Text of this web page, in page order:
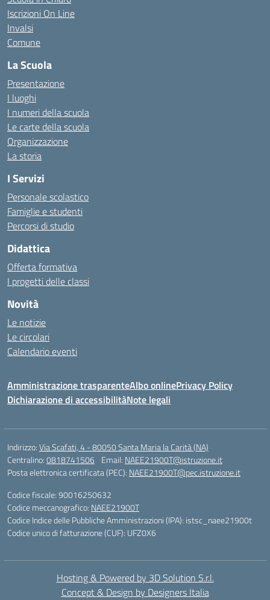
Iscrizioni On Line
Invalsi
Comune
La Scuola
Presentazione
I luoghi
I numeri della scuola
Le carte della scuola
Organizzazione
La storia
I Servizi
Personale scolastico
Famiglie e studenti
Percorsi di studio
Didattica
Offerta formativa
I progetti delle classi
Novità
Le notizie
Le circolari
Calendario eventi
Amministrazione trasparenteAlbo onlinePrivacy Policy
Dichiarazione di accessibilitàNote legali
Indirizzo:Via Scafati, 4 - 80050 Santa Maria la Carità (NA)
Centralino:0818741506 Email: NAEE21900T@istruzione.it
Posta elettronica certificata (PEC): NAEE21900T@pec.istruzione.it
Codice fiscale: 90016250632
Codice meccanografico: NAEE21900T
Codice Indice delle Pubbliche Amministrazioni (IPA): istsc_naee21900t
Codice unico di fatturazione (CUF): UFZ0X6
Hosting & Powered by 3D Solution S.r.l.
Concept & Design by Designers Italia